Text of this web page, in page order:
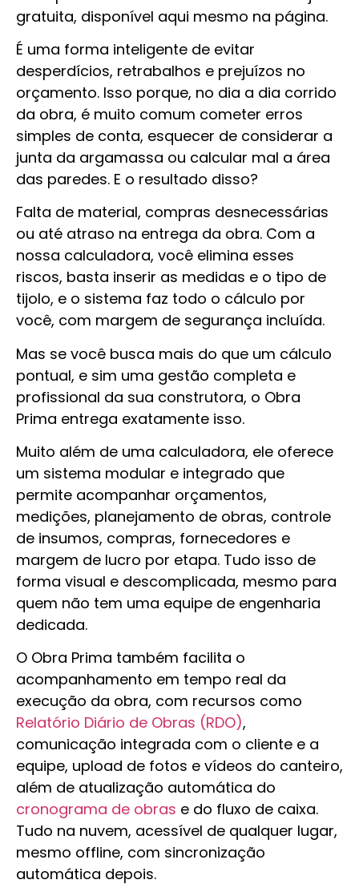
gratuita, disponível aqui mesmo na página.
É uma forma inteligente de evitar
desperdícios, retrabalhos e prejuízos no
orçamento. Isso porque, no dia a dia corrido
da obra, é muito comum cometer erros
simples de conta, esquecer de considerar a
junta da argamassa ou calcular mal a área
das paredes. E o resultado disso?
Falta de material, compras desnecessárias
ou até atraso na entrega da obra. Com a
nossa calculadora, você elimina esses
riscos, basta inserir as medidas e o tipo de
tijolo, e o sistema faz todo o cálculo por
você, com margem de segurança incluída.
Mas se você busca mais do que um cálculo
pontual, e sim uma gestão completa e
profissional da sua construtora, o Obra
Prima entrega exatamente isso.
Muito além de uma calculadora, ele oferece
um sistema modular e integrado que
permite acompanhar orçamentos,
medições, planejamento de obras, controle
de insumos, compras, fornecedores e
margem de lucro por etapa. Tudo isso de
forma visual e descomplicada, mesmo para
quem não tem uma equipe de engenharia
dedicada.
O Obra Prima também facilita o
acompanhamento em tempo real da
execução da obra, com recursos como
Relatório Diário de Obras (RDO),
comunicação integrada com o cliente e a
equipe, upload de fotos e vídeos do canteiro,
além de atualização automática do
cronograma de obras e do fluxo de caixa.
Tudo na nuvem, acessível de qualquer lugar,
mesmo offline, com sincronização
automática depois.